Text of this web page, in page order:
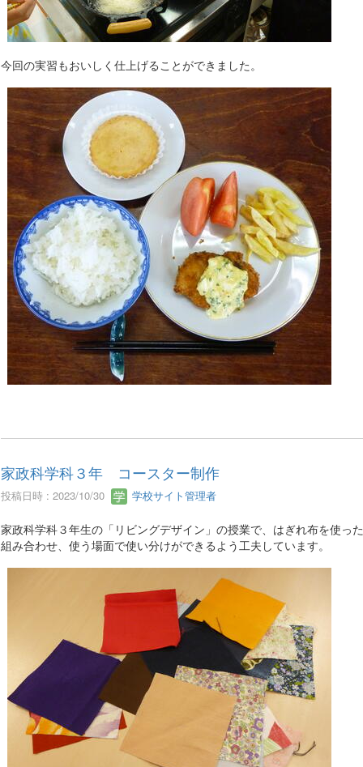
今回の実習もおいしく仕上げることができました。
家政科学科３年 コースター制作
投稿日時 : 2023/10/30 学校サイト管理者
家政科学科３年生の「リビングデザイン」の授業で、はぎれ布を使っ
組み合わせ、使う場面で使い分けができるよう工夫しています。